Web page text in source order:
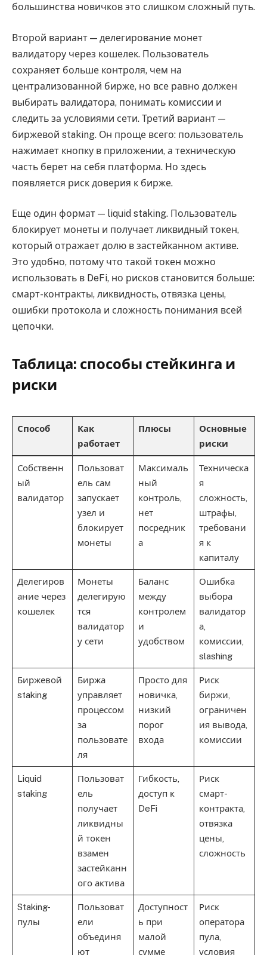
большинства новичков это слишком сложный путь.
Второй вариант — делегирование монет
валидатору через кошелек. Пользователь
сохраняет больше контроля, чем на
централизованной бирже, но все равно должен
выбирать валидатора, понимать комиссии и
следить за условиями сети. Третий вариант —
биржевой staking. Он проще всего: пользователь
нажимает кнопку в приложении, а техническую
часть берет на себя платформа. Но здесь
появляется риск доверия к бирже.
Еще один формат — liquid staking. Пользователь
блокирует монеты и получает ликвидный токен,
который отражает долю в застейканном активе.
Это удобно, потому что такой токен можно
использовать в DeFi, но рисков становится больше:
смарт-контракты, ликвидность, отвязка цены,
ошибки протокола и сложность понимания всей
цепочки.
Таблица: способы стейкинга и
риски
Способ
Как
работает
Плюсы
Основные
риски
Собственн
ый
валидатор
Пользоват
ель сам
запускает
узел и
блокирует
монеты
Максималь
ный
контроль,
нет
посредник
а
Техническа
я
сложность,
штрафы,
требовани
я к
капиталу
Делегиров
ание через
кошелек
Монеты
делегирую
тся
валидатор
у сети
Баланс
между
контролем
и
удобством
Ошибка
выбора
валидатор
а,
комиссии,
slashing
Биржевой
staking
Биржа
управляет
процессом
за
пользовате
ля
Просто для
новичка,
низкий
порог
входа
Риск
биржи,
ограничен
ия вывода,
комиссии
Liquid
staking
Пользоват
ель
получает
ликвидны
й токен
взамен
застейканн
ого актива
Гибкость,
доступ к
DeFi
Риск
смарт-
контракта,
отвязка
цены,
сложность
Staking-
пулы
Пользоват
ели
объединя
ют
Доступност
ь при
малой
сумме
Риск
оператора
пула,
условия